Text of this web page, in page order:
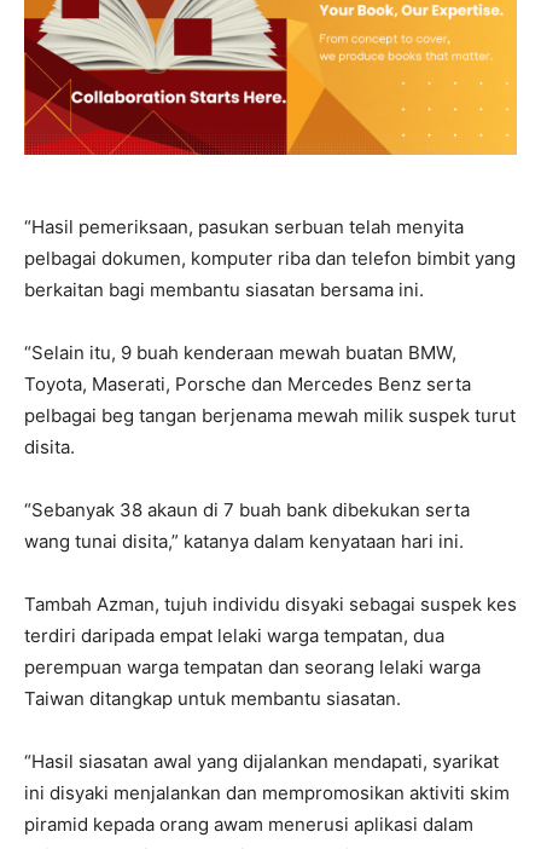
“Hasil pemeriksaan, pasukan serbuan telah menyita
pelbagai dokumen, komputer riba dan telefon bimbit yang
berkaitan bagi membantu siasatan bersama ini.
“Selain itu, 9 buah kenderaan mewah buatan BMW,
Toyota, Maserati, Porsche dan Mercedes Benz serta
pelbagai beg tangan berjenama mewah milik suspek turut
disita.
“Sebanyak 38 akaun di 7 buah bank dibekukan serta
wang tunai disita,” katanya dalam kenyataan hari ini.
Tambah Azman, tujuh individu disyaki sebagai suspek kes
terdiri daripada empat lelaki warga tempatan, dua
perempuan warga tempatan dan seorang lelaki warga
Taiwan ditangkap untuk membantu siasatan.
“Hasil siasatan awal yang dijalankan mendapati, syarikat
ini disyaki menjalankan dan mempromosikan aktiviti skim
piramid kepada orang awam menerusi aplikasi dalam